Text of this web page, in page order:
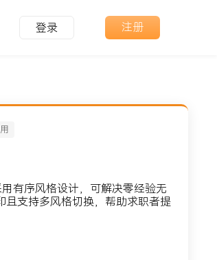
登录 注册
有序风格设计，可解决零经验无
且支持多风格切换，帮助求职者提